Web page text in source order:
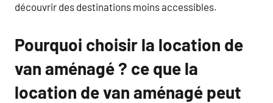
découvrir des destinations moins accessibles.
Pourquoi choisir la location de
van aménagé ? ce que la
location de van aménagé peut